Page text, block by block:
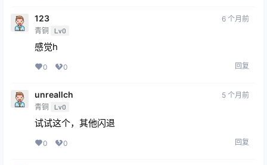
123
青铜 Lv0
6 个月前
感觉h
0 0 回复
unreallch
青铜 Lv0
5 个月前
试试这个，其他闪退
0 0 回复